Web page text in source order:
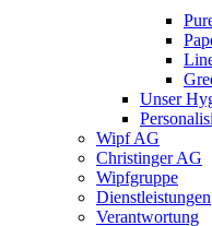
Unser
Wipf AG
Christinger AG
Wipfgruppe
Dienstleistungen
Verantwortung